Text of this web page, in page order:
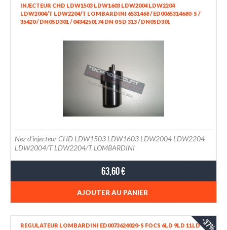
INJECTEUR CHD LDW1503 LDW1603 LDW2004 LDW2204
LDW2004/T LDW2204/T LOMBARDINI 6531468 / ED0065314680-S /
35420 / DN0SD301 / 0434250174 DN 0 SD 313 / DN0SD301
Nez d'injecteur CHD LDW1503 LDW1603 LDW2004 LDW2204
LDW2004/T LDW2204/T LOMBARDINI
63,60 €
AJOUTER AU PANIER
REGULATEUR LOMBARDINI ED0073624020-S FOCS 6LD 9LD 11LD-37%